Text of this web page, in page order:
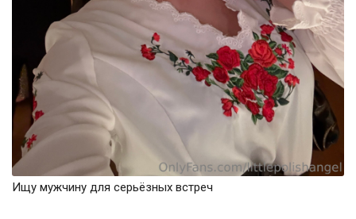
Ищу мужчину для серьёзных встреч